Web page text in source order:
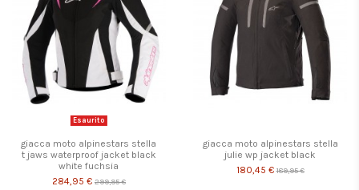
Esaurito
giacca moto alpinestars stella
t jaws waterproof jacket black
white fuchsia
284,95 € 299,95 €
giacca moto alpinestars stella
julie wp jacket black
180,45 € 189,95 €